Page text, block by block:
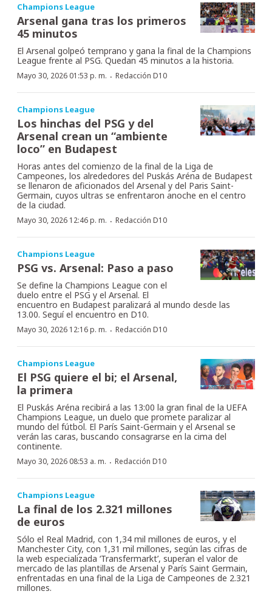
Champions League
Arsenal gana tras los primeros
45 minutos
El Arsenal golpeó temprano y gana la final de la Champions
League frente al PSG. Quedan 45 minutos a la historia.
Mayo 30, 2026 01:53 p. m. · Redacción D10
Champions League
Los hinchas del PSG y del
Arsenal crean un “ambiente
loco” en Budapest
Horas antes del comienzo de la final de la Liga de
Campeones, los alrededores del Puskás Aréna de Budapest
se llenaron de aficionados del Arsenal y del Paris Saint-
Germain, cuyos ultras se enfrentaron anoche en el centro
de la ciudad.
Mayo 30, 2026 12:46 p. m. · Redacción D10
Champions League
PSG vs. Arsenal: Paso a paso
Se define la Champions League con el
duelo entre el PSG y el Arsenal. El
encuentro en Budapest paralizará al mundo desde las
13.00. Seguí el encuentro en D10.
Mayo 30, 2026 12:16 p. m. · Redacción D10
Champions League
El PSG quiere el bi; el Arsenal,
la primera
El Puskás Aréna recibirá a las 13:00 la gran final de la UEFA
Champions League, un duelo que promete paralizar al
mundo del fútbol. El París Saint-Germain y el Arsenal se
verán las caras, buscando consagrarse en la cima del
continente.
Mayo 30, 2026 08:53 a. m. · Redacción D10
Champions League
La final de los 2.321 millones
de euros
Sólo el Real Madrid, con 1,34 mil millones de euros, y el
Manchester City, con 1,31 mil millones, según las cifras de
la web especializada ‘Transfermarkt’, superan el valor de
mercado de las plantillas de Arsenal y París Saint Germain,
enfrentadas en una final de la Liga de Campeones de 2.321
millones.